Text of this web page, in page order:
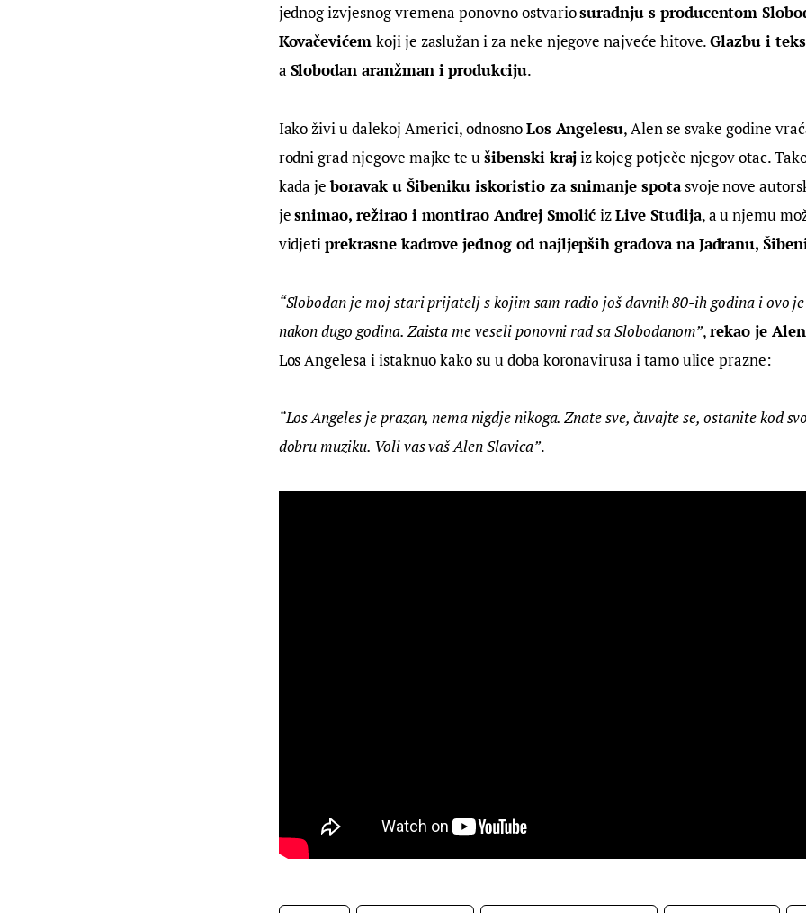
jednog izvjesnog vremena ponovno ostvario suradnju s producentom
Kovačevićem koji je zaslužan i za neke njegove najveće hitove. Glazbu i
a Slobodan aranžman i produkciju.
Iako živi u dalekoj Americi, odnosno Los Angelesu, Alen se svake godine
rodni grad njegove majke te u šibenski kraj iz kojeg potječe njegov otac.
kada je boravak u Šibeniku iskoristio za snimanje spota svoje nove
je snimao, režirao i montirao Andrej Smolić iz Live Studija, a u njemu
vidjeti prekrasne kadrove jednog od najljepših gradova na Jadranu,
“Slobodan je moj stari prijatelj s kojim sam radio još davnih 80-ih godina i ovo
nakon dugo godina. Zaista me veseli ponovni rad sa Slobodanom”, rekao je Alen
Los Angelesa i istaknuo kako su u doba koronavirusa i tamo ulice prazne:
“Los Angeles je prazan, nema nigdje nikoga. Znate sve, čuvajte se, ostanite kod
dobru muziku. Voli vas vaš Alen Slavica”.